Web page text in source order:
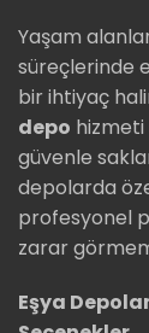
Yaşam
süreçlerinde
bir ihtiyaç
depo hizmeti
güvenle
depolarda
profesyonel
zarar
Eşya